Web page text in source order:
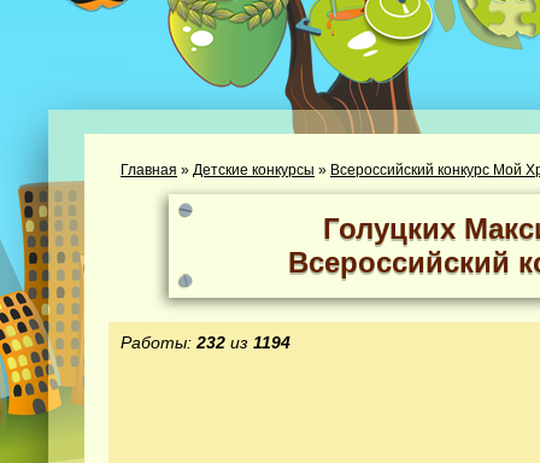
Главная » Детские конкурсы » Всероссийский конкурс Мой
Голуцких
Всероссийский
Работы: 232 из 1194